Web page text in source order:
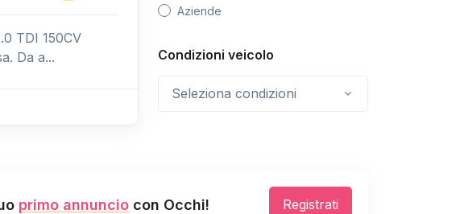
Aziende
Condizioni veicolo
Seleziona condizioni
TDI 150CV
Da a...
primo annunciocon Occhi! Registrati